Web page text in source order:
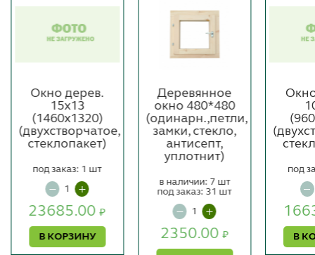
Окно дерев.
15х13
(1460х1320)
(двухстворчатое,
стеклопакет)
23685.00₽
В КОРЗИНУ
под заказ: 1 шт
Деревянное
окно 480*480
(одинарн.,петли,
замки, стекло,
антисепт,
уплотнит)
2350.00₽
в наличии: 7 шт
под заказ: 31 шт
В
под